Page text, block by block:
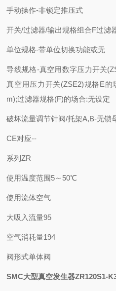
手动操作-非锁定推压式
开关/过滤器/输出规格组合F过滤
单位规格-带单位切换功能或无
导线规格-真空用数字压力开关
真空用压力开关(ZSE2)规格E的
m);过滤器规格(F)的场合:无设定
破坏流量调节针阀/托架A,B-无锁
CE对应--
系列ZR
使用温度范围 5～50℃
使用流体空气
大吸入流量95
空气消耗量194
阀形式单体阀
SMC大型真空发生器ZR120S1-